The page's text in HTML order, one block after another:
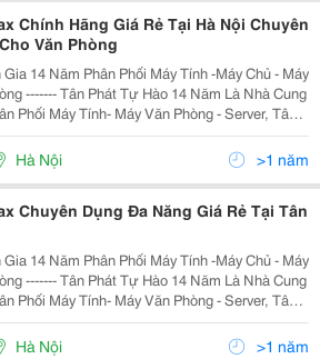
Chính Hãng Giá Rẻ Tại Hà Nội Chuyên
Văn Phòng
Gia 14 Năm Phân Phối Máy Tính -Máy Chủ - Máy
Là Nhà Cung
Phối Máy Tính- Máy Văn Phòng - Server, Tân
Kết Đảm Bảo Mang Tới Cho Quý Khách
Sản Phẩm Với Mức Giá Rẻ Nhất Hà Nội,
Hà Nội >1 năm
Chuyên Dụng Đa Năng Giá Rẻ Tại Tân
Gia 14 Năm Phân Phối Máy Tính -Máy Chủ - Máy
Là Nhà Cung
Phối Máy Tính- Máy Văn Phòng - Server, Tân
Kết Đảm Bảo Mang Tới Cho Quý Khách
Sản Phẩm Với Mức Giá Rẻ Nhất Hà Nội,
Hà Nội >1 năm